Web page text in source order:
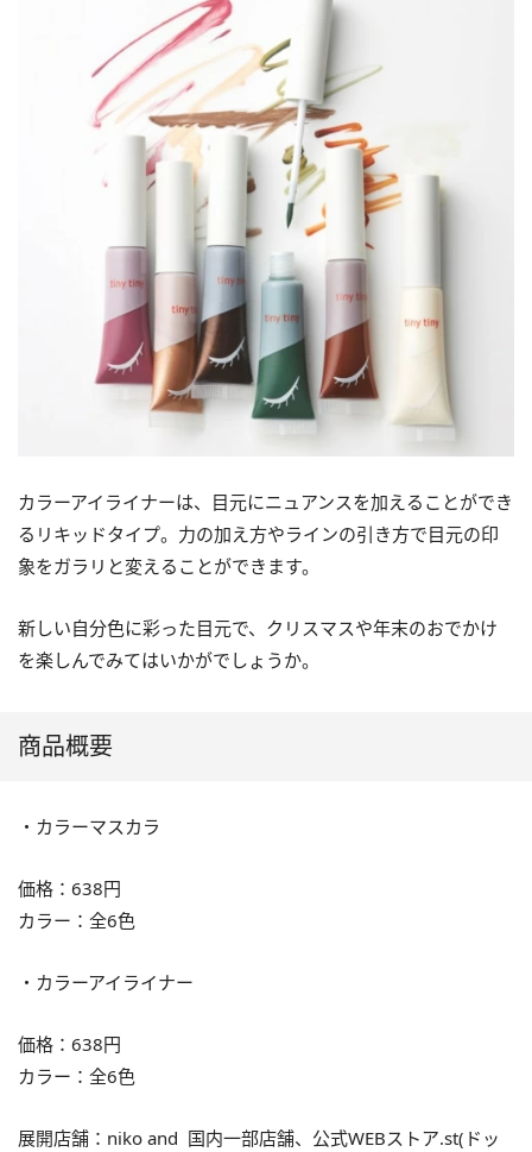
カラーアイライナーは、目元にニュアンスを加えることができ
るリキッドタイプ。力の加え方やラインの引き方で目元の印
象をガラリと変えることができます。
新しい自分色に彩った目元で、クリスマスや年末のおでかけ
を楽しんでみてはいかがでしょうか。
商品概要
・カラーマスカラ
価格：638円
カラー：全6色
・カラーアイライナー
価格：638円
カラー：全6色
展開店舗：niko and 国内一部店舗、公式WEBストア.st(ドッ